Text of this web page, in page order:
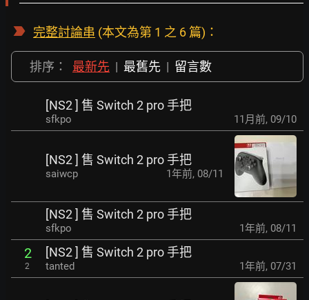
完整討論串 (本文為第 1 之 6 篇)：
排序： 最新先 | 最舊先 | 留言數
[NS2 ] 售 Switch 2 pro 手把
sfkpo 11月前, 09/10
[NS2 ] 售 Switch 2 pro 手把
saiwcp 1年前, 08/11
[NS2 ] 售 Switch 2 pro 手把
sfkpo 1年前, 08/11
2
2
[NS2 ] 售 Switch 2 pro 手把
tanted 1年前, 07/31